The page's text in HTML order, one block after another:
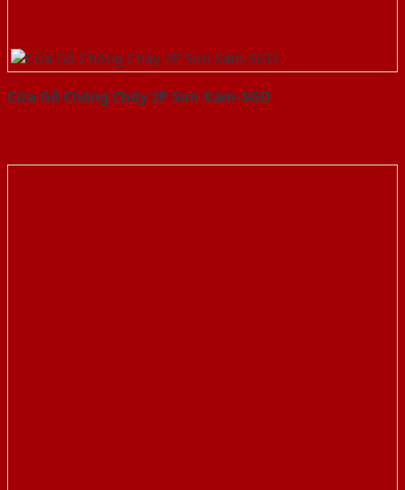
Cửa Gỗ Chống Cháy 2P Sơn Xám-SGD